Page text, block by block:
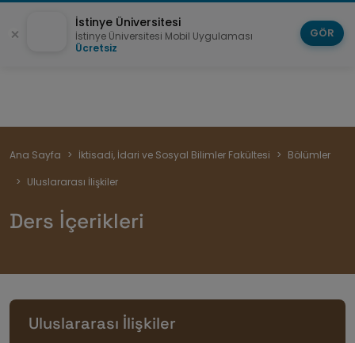
Sayfa
yolu
Ana Sayfa İktisadi, İdari ve Sosyal Bilimler Fakültesi
Bölümler
Uluslararası İlişkiler
Ders İçerikleri
Uluslararası İlişkiler
İstinye Üniversitesi
İstinye Üniversitesi Mobil Uygulaması
Ücretsiz
GÖR